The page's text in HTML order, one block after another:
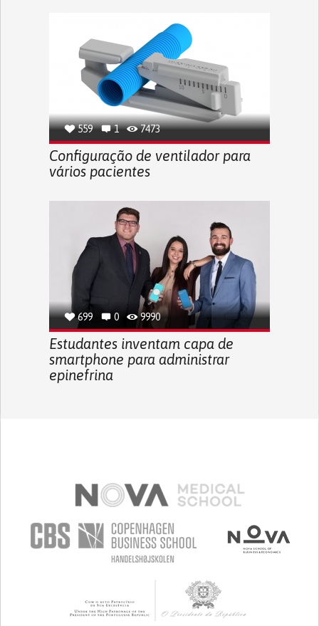
559 1 7473
Configuração de ventilador para
vários pacientes
699 0 9990
Estudantes inventam capa de
smartphone para administrar
epinefrina